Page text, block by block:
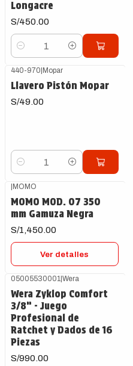
Longacre
S/450.00
Cantidad
440-970|Mopar
Llavero Pistón Mopar
S/49.00
Cantidad
|MOMO
MOMO MOD. 07 350
mm Gamuza Negra
S/1,450.00
Ver detalles
05005530001 |Wera
Wera Zyklop Comfort
3/8” - Juego
Profesional de
Ratchet y Dados de 16
Piezas
S/990.00